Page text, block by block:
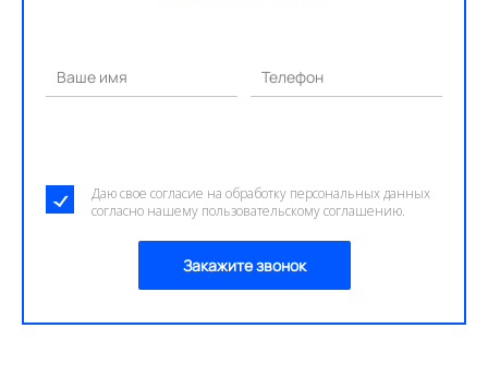
Ваше имя Телефон
Даю свое согласие на обработку персональных данных
согласно нашему пользовательскому соглашению.
Закажите звонок